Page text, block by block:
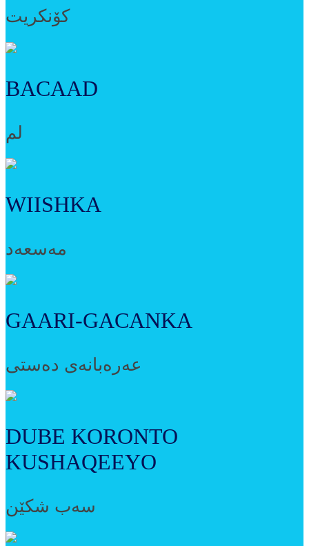
کۆنکریت
BACAAD
لم
WIISHKA
مەسعەد
GAARI-GACANKA
عەرەبانەی دەستی
DUBE KORONTO
KUSHAQEEYO
سەب شکێن